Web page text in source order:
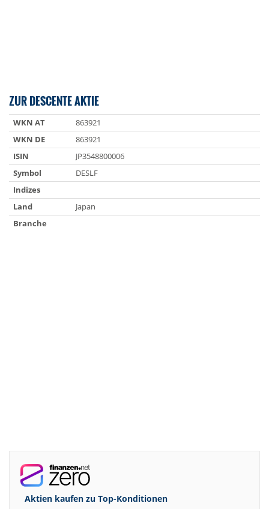
ZUR DESCENTE AKTIE
WKN AT
863921
WKN DE
863921
ISIN
JP3548800006
Symbol
DESLF
Indizes
Land
Japan
Branche
Aktien kaufen zu Top-Konditionen